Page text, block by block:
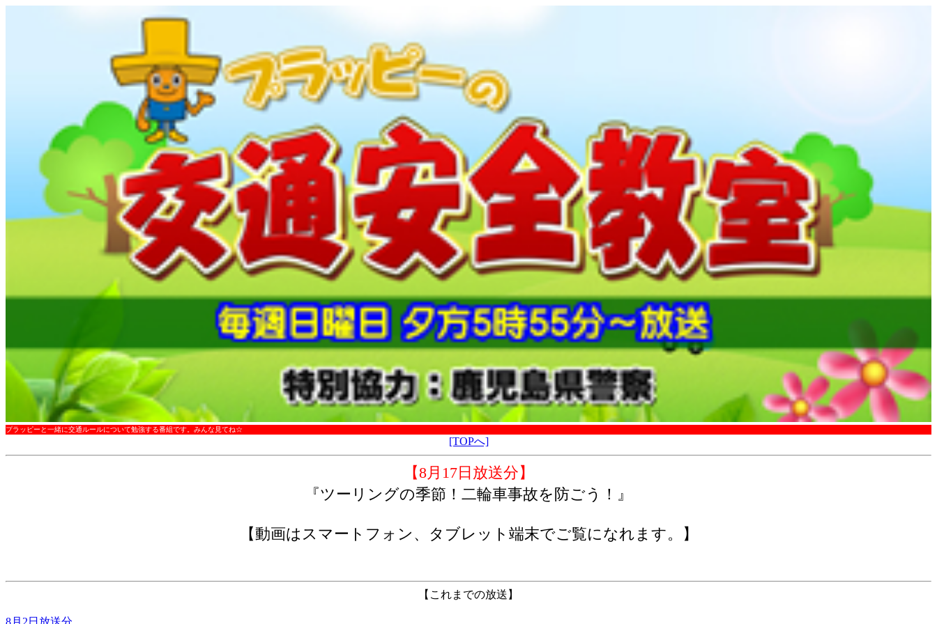
プラッピーと一緒に交通ルールについて勉強する番組です。みんな見てね☆
[TOPへ]
【8月17日放送分】
『ツーリングの季節！二輪車事故を防ごう！』
【動画はスマートフォン、タブレット端末でご覧になれます。】
【これまでの放送】
8月2日放送分